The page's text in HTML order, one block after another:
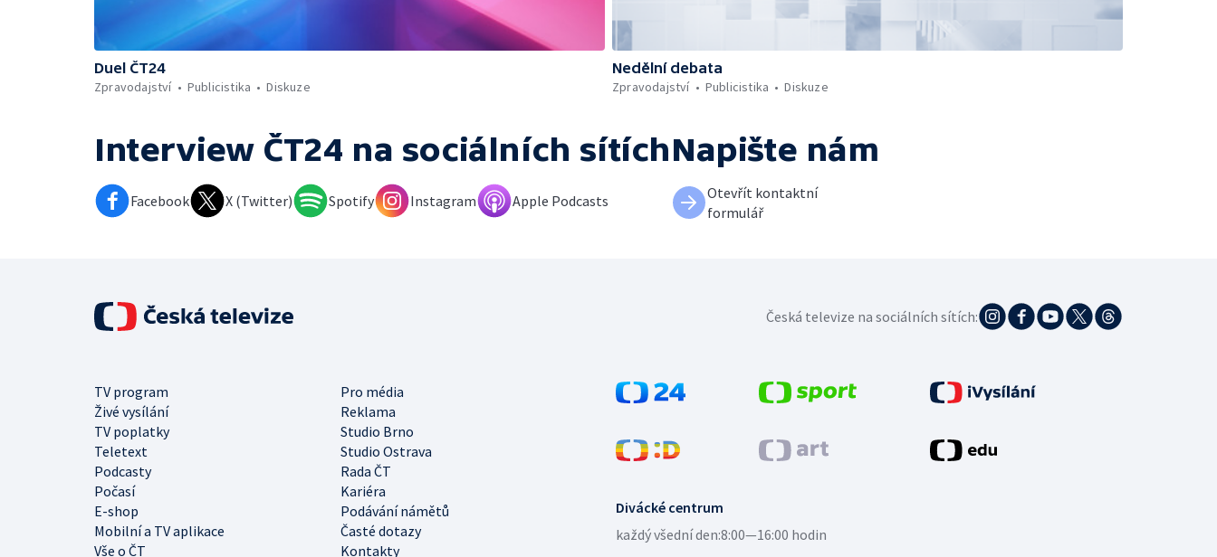
Duel ČT24
Zpravodajství
Publicistika Diskuze
Nedělní debata
Zpravodajství
Publicistika Diskuze
Interview ČT24 na sociálních sítích
Facebook X (Twitter) Spotify Instagram Apple Podcasts
Napište nám
Otevřít kontaktní
formulář
Divácké centrum
každý všední den:8:00—16:00 hodin
TV program
Pro média
Živé vysílání
Reklama
TV poplatky
Studio Brno
Teletext
Studio Ostrava
Podcasty
Rada ČT
Počasí
Kariéra
E-shop
Podávání námětů
Mobilní a TV aplikace
Časté dotazy
Vše o ČT
Kontakty
Česká televize na sociálních sítích: